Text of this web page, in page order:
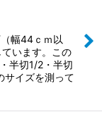
幅44ｃｍ以
います。この
半切1/2・半切
サイズを測って